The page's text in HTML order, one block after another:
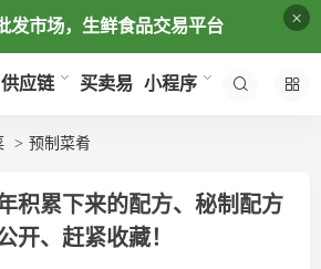
发市场，生鲜食品交易平台 ×
供应链 买卖易 小程序
预制菜肴
积累下来的配方、秘制配方
开、赶紧收藏！